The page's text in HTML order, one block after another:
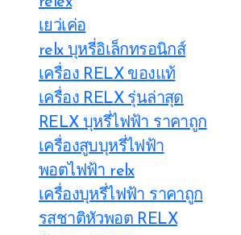
เยว่เค่อ
relx บุหรี่อิเล็กทรอนิกส์
เครื่อง RELX ของแท้
เครื่อง RELX รุ่นล่าสุด
RELX บุหรี่ไฟฟ้า ราคาถูก
เครื่องสูบบุหรี่ไฟฟ้า
พอตไฟฟ้า relx
เครื่องบุหรี่ไฟฟ้า ราคาถูก
รสชาติหัวพอต RELX